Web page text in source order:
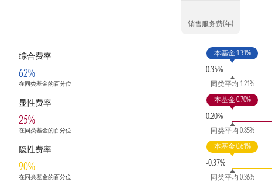
—
销售服务费(年)
综合费率
62%
在同类基金的百分位
0.35%
本基金 1.31%
同类平均 1.21%
显性费率
25%
在同类基金的百分位
0.20%
本基金 0.70%
同类平均 0.85%
隐性费率
90%
在同类基金的百分位
-0.37%
本基金 0.61%
同类平均 0.36%